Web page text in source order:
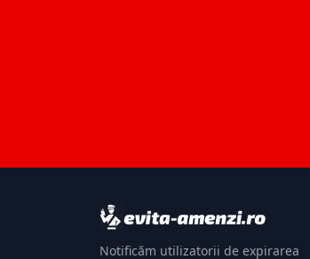
Notificăm utilizatorii de expirarea